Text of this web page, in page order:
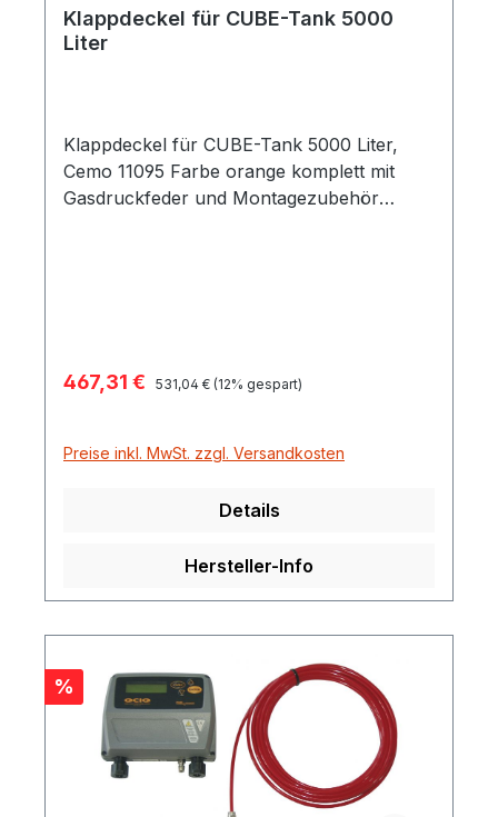
Klappdeckel für CUBE-Tank 5000
Liter
Klappdeckel für CUBE-Tank 5000 Liter,
Cemo 11095 Farbe orange komplett mit
Gasdruckfeder und Montagezubehör
Verkaufspreis:
467,31 € Regulärer Preis:
531,04 € (12% gespart)
Preise inkl. MwSt. zzgl. Versandkosten
Details
Hersteller-Info
Rabatt
%